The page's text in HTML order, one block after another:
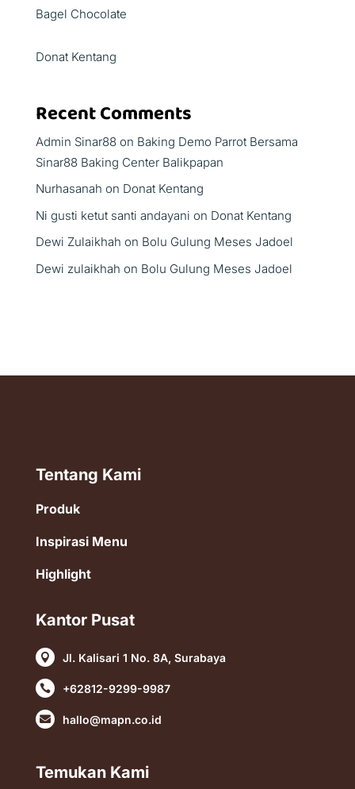
Bagel Chocolate
Donat Kentang
Recent Comments
Admin Sinar88on Baking Demo Parrot Bersama
Sinar88 Baking Center Balikpapan
Nurhasanah on Donat Kentang
Ni gusti ketut santi andayani on Donat Kentang
Dewi Zulaikhah on Bolu Gulung Meses Jadoel
Dewi zulaikhah on Bolu Gulung Meses Jadoel
Tentang Kami
Produk
Inspirasi Menu
Highlight
Kantor Pusat
 Jl. Kalisari 1 No. 8A, Surabaya
 +62812-9299-9987
 hallo@mapn.co.id
Temukan Kami